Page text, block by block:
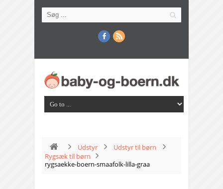
Udstyr
Udstyr til børn
Rygsæk til børn
rygsaekke-boern-smaafolk-lilla-graa